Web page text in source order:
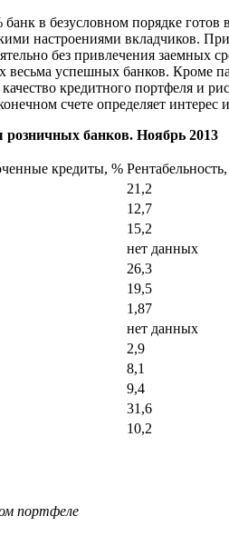
банк в безусловном порядке
настроениями вкладчиков.
без привлечения заемных
успешных банков. Кроме
кредитного портфеля и
счете определяет интерес
розничных банков. Ноябрь 2013
кредиты, %
21,2
12,7
15,2
нет данных
26,3
19,5
1,87
нет данных
2,9
8,1
9,4
31,6
10,2
портфеле